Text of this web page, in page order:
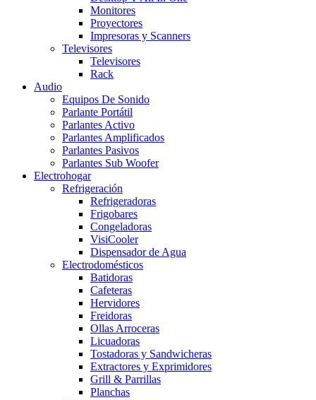
Monitores
Proyectores
Impresoras y Scanners
Televisores
Televisores
Rack
Audio
Equipos De Sonido
Parlante Portátil
Parlantes Activo
Parlantes Amplificados
Parlantes Pasivos
Parlantes Sub Woofer
Electrohogar
Refrigeración
Refrigeradoras
Frigobares
Congeladoras
VisiCooler
Dispensador de Agua
Electrodomésticos
Batidoras
Cafeteras
Hervidores
Freidoras
Ollas Arroceras
Licuadoras
Tostadoras y Sandwicheras
Extractores y Exprimidores
Grill & Parrillas
Planchas